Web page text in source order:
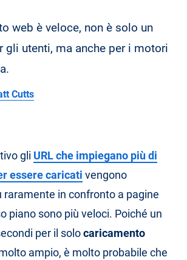
web è veloce, non è solo un
gli utenti, ma anche per i motori
Cutts
gli URL che impiegano più di
essere caricati vengono
raramente in confronto a pagine
piano sono più veloci. Poiché un
per il solocaricamento
ampio, è molto probabile che